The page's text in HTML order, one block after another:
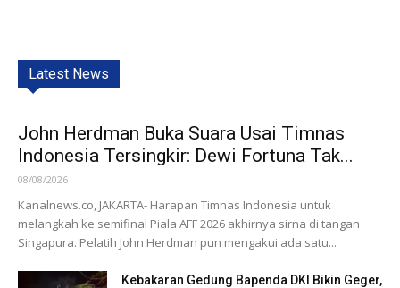
Latest News
John Herdman Buka Suara Usai Timnas
Indonesia Tersingkir: Dewi Fortuna Tak...
08/08/2026
Kanalnews.co, JAKARTA- Harapan Timnas Indonesia untuk
melangkah ke semifinal Piala AFF 2026 akhirnya sirna di tangan
Singapura. Pelatih John Herdman pun mengakui ada satu...
Kebakaran Gedung Bapenda DKI Bikin Geger,